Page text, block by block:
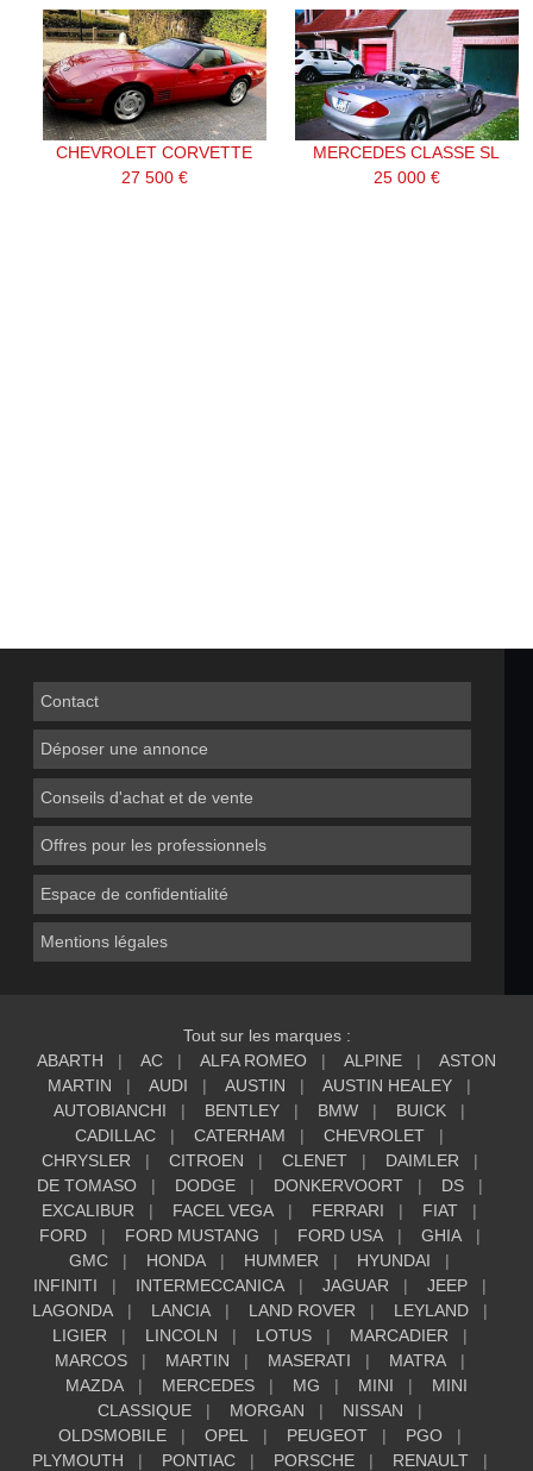
CHEVROLET CORVETTE
27 500 €
MERCEDES CLASSE SL
25 000 €
Contact
Déposer une annonce
Conseils d'achat et de vente
Offres pour les professionnels
Espace de confidentialité
Mentions légales
Tout sur les marques :
ABARTH
AC ALFA ROMEO ALPINE
ASTON
MARTIN
AUDI AUSTIN
AUSTIN HEALEY
AUTOBIANCHI
BENTLEY BMW
BUICK
CADILLAC
CATERHAM
CHEVROLET
CHRYSLER
CITROEN CLENET
DAIMLER
DE TOMASO
DODGE DONKERVOORT
DS
EXCALIBUR
FACEL VEGA FERRARI
FIAT
FORD
FORD MUSTANG FORD USA
GHIA
GMC
HONDA HUMMER
HYUNDAI
INFINITI
INTERMECCANICA JAGUAR
JEEP
LAGONDA
LANCIA LAND ROVER
LEYLAND
LIGIER
LINCOLN LOTUS
MARCADIER
MARCOS
MARTIN MASERATI
MATRA
MAZDA
MERCEDES MG MINI
MINI
CLASSIQUE
MORGAN
NISSAN
OLDSMOBILE
OPEL PEUGEOT
PGO
PLYMOUTH
PONTIAC PORSCHE RENAULT